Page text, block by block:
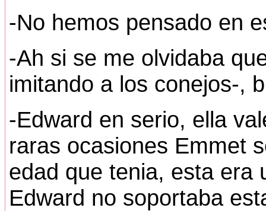
-No hemos pensado en
-Ah si se me olvidaba
imitando a los conejos-,
-Edward en serio, ella
raras ocasiones Emmet
edad que tenia, esta era
Edward no soportaba